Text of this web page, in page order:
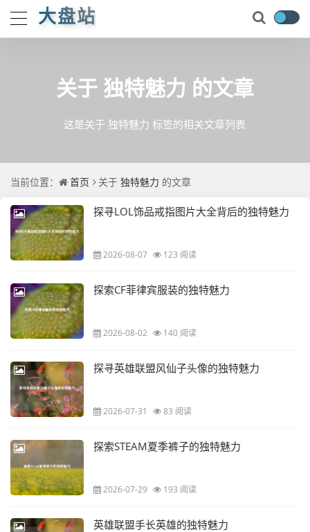
大盘站
关于 独特魅力 的文章
这是关于 独特魅力 标签的相关文章列表
当前位置： 首页 关于 独特魅力 的文章
探寻LOL饰品戒指图片大全背后的独特魅力
2026-08-07 123 阅读
探索CF菲律宾服装的独特魅力
2026-08-02 140 阅读
探寻英雄联盟风仙子头像的独特魅力
2026-07-31 83 阅读
探索STEAM夏季裤子的独特魅力
2026-07-29 193 阅读
英雄联盟手长英雄的独特魅力